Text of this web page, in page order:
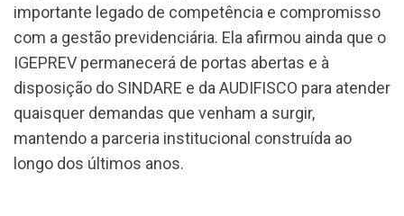
importante legado de competência e compromisso
com a gestão previdenciária. Ela afirmou ainda que o
IGEPREV permanecerá de portas abertas e à
disposição do SINDARE e da AUDIFISCO para atender
quaisquer demandas que venham a surgir,
mantendo a parceria institucional construída ao
longo dos últimos anos.